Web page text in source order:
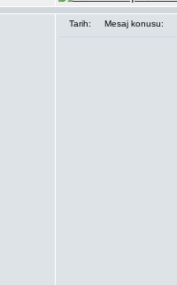
Tarih: Mesaj konusu: